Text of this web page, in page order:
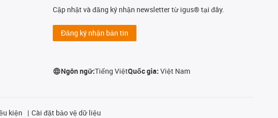
Cập nhật và đăng ký nhận newsletter từ igus® tại đây.
Đăng ký nhận bản tin
Ngôn ngữ:Tiếng ViệtQuốc gia:Việt Nam
kiện Cài đặt bảo vệ dữ liệu